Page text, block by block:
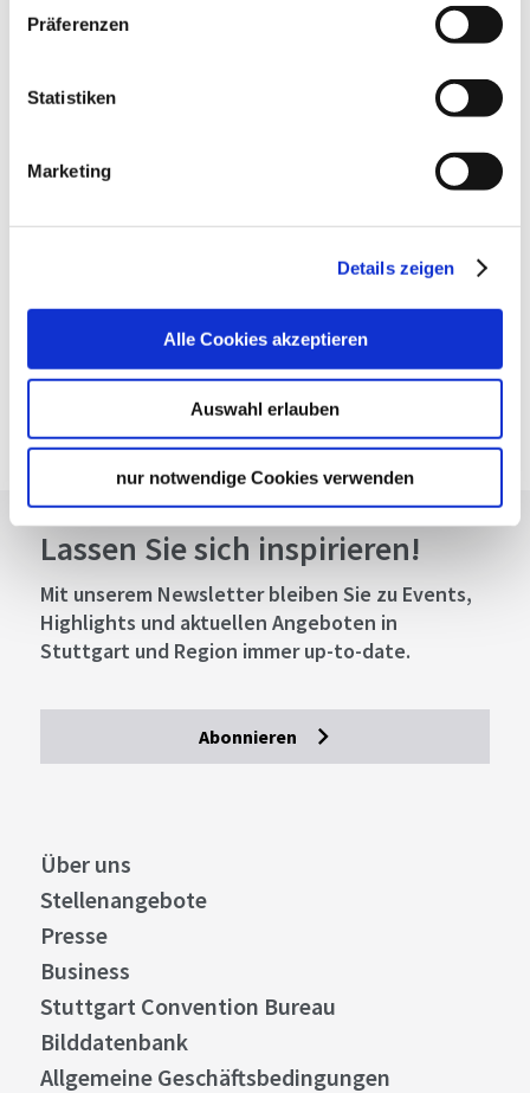
Präferenzen
Statistiken
Marketing
Details zeigen
Alle Cookies akzeptieren
Auswahl erlauben
nur notwendige Cookies verwenden
74523 Schwäbisch Hall
Mail:hfm@schwaebischhall.de
www.haellisch-fraenkisches-museum.de
Planen Sie Ihre Anreise
Verkehrs- und Tarifverbund Stuttgart GmbH
Deutsche Bahn AG
Fahrplanauskunft der DB
Google Maps Route
Lassen Sie sich inspirieren!
Mit unserem Newsletter bleiben Sie zu Events,
Highlights und aktuellen Angeboten in
Stuttgart und Region immer up-to-date.
Abonnieren
Über uns
Stellenangebote
Presse
Business
Stuttgart Convention Bureau
Bilddatenbank
Allgemeine Geschäftsbedingungen